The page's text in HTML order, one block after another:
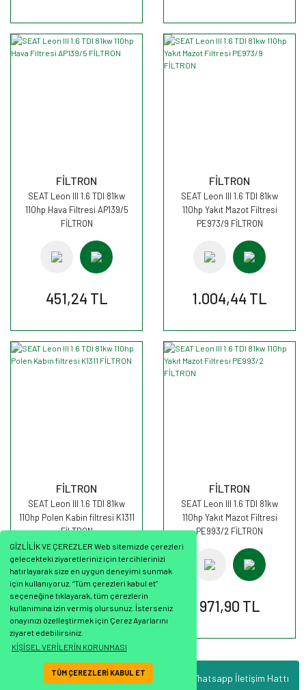
GİZLİLİK VE ÇEREZLER Web sitemizde çerezleri
gelecekteki ziyaretleriniz için tercihlerinizi
hatırlayarak size en uygun deneyimi sunmak
için kullanıyoruz. “Tüm çerezleri kabul et”
seçeneğine tıklayarak, tüm çerezlerin
kullanımına izin vermiş olursunuz. İsterseniz
onayınızı özelleştirmek için Çerez Ayarlarını
ziyaret edebilirsiniz.
KİŞİSEL VERİLERİN KORUNMASI
TÜM ÇEREZLERİ KABUL ET Whatsapp İletişim Hattı
FİLTRON
SEAT Leon III 1.6 TDI 81kw
110hp Hava Filtresi AP139/5
FİLTRON
451,24 TL
FİLTRON
SEAT Leon III 1.6 TDI 81kw
110hp Yakıt Mazot Filtresi
PE973/9 FİLTRON
1.004,44 TL
FİLTRON
SEAT Leon III 1.6 TDI 81kw
110hp Polen Kabin filtresi K1311
FİLTRON
351,45 TL
FİLTRON
SEAT Leon III 1.6 TDI 81kw
110hp Yakıt Mazot Filtresi
PE993/2 FİLTRON
971,90 TL